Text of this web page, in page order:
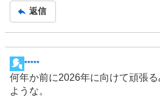
返信
掲
示
*****
何年か前に2026年に向けて頑張
ような。